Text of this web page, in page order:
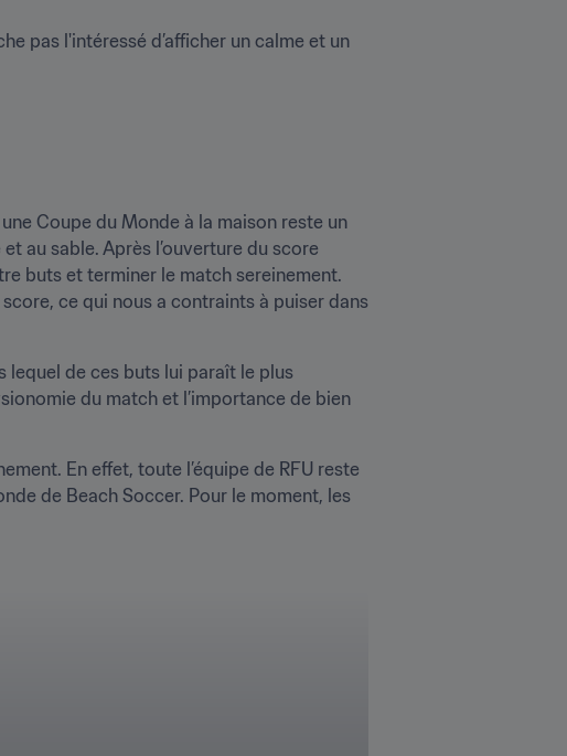
pas l'intéressé d’afficher un calme et un
Coupe du Monde à la maison reste un
au sable. Après l’ouverture du score
buts et terminer le match sereinement.
ce qui nous a contraints à puiser dans
lequel de ces buts lui paraît le plus
du match et l’importance de bien
En effet, toute l’équipe de RFU reste
de Beach Soccer. Pour le moment, les